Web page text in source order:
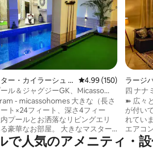
中4.95つ星の平均評価
ー・カイラーシュ II
レビュー150件、5つ
4.99 (150)
ル＆ジャグジーGK、Micasso
| パーティー禁止
- micassohomes 大きな（長さ
ト×24フィート、深さ4フィー
内プールとお洒落なリビングエリ
なお部屋。 大きなマスター
ームには、スイート内のバスル
プライベートジャグジーがありま
ラージ
ドミニ
四 ナナ
にある
➽ 広々
が付い
れてい
エアコンがあ
る日当
ており
で人気のアメニティ・